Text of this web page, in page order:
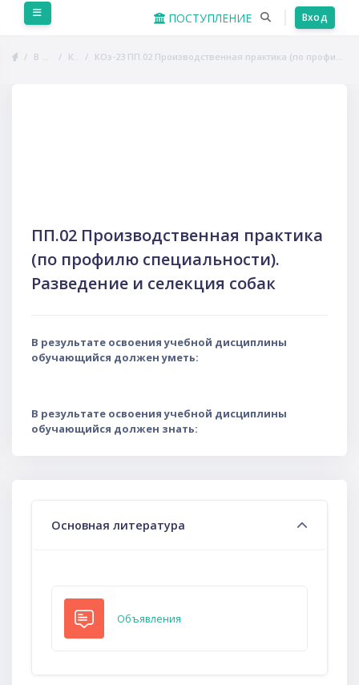
Перейти к основному содержанию
ПОСТУПЛЕНИЕ Вход
В начало Курсы КОз-23 ПП.02 Производственная практика (по профилю специальности). Разведение и селекция собак
ПП.02 Производственная практика
(по профилю специальности).
Разведение и селекция собак
В результате освоения учебной дисциплины
обучающийся должен уметь:
В результате освоения учебной дисциплины
обучающийся должен знать:
Основная литература
Объявления